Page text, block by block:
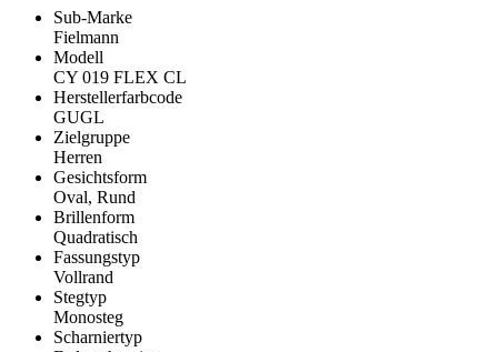
Sub-Marke
Fielmann
Modell
CY 019 FLEX CL
Herstellerfarbcode
GUGL
Zielgruppe
Herren
Gesichtsform
Oval, Rund
Brillenform
Quadratisch
Fassungstyp
Vollrand
Stegtyp
Monosteg
Scharniertyp